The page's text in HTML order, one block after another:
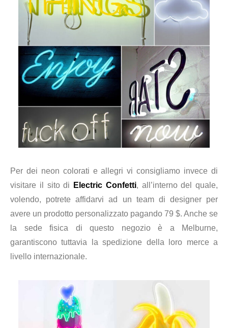
Per dei neon colorati e allegri vi consigliamo invece di
visitare il sito di
Electric Confetti, all’interno del quale,
volendo, potrete affidarvi ad un team di designer per
avere un prodotto personalizzato pagando 79 $. Anche se
la sede fisica di questo negozio è a Melburne,
garantiscono tuttavia la spedizione della loro merce a
livello internazionale.